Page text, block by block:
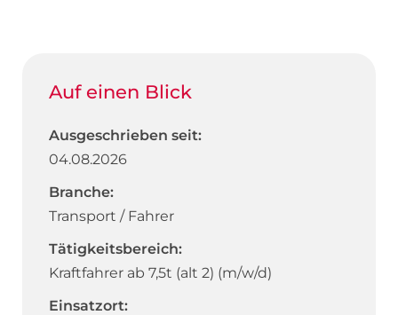
Auf einen Blick
Ausgeschrieben seit:
04.08.2026
Branche:
Transport / Fahrer
Tätigkeitsbereich:
Kraftfahrer ab 7,5t (alt 2) (m/w/d)
Einsatzort: